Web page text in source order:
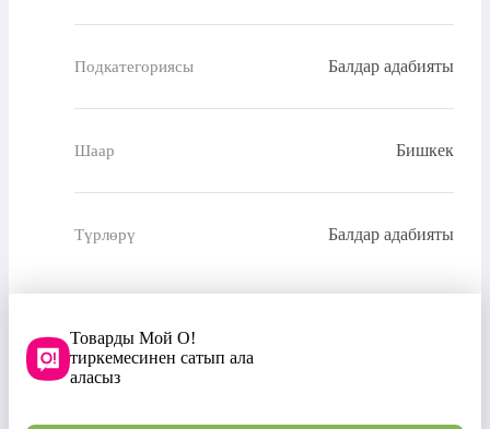
Подкатегориясы Балдар адабияты
Шаар Бишкек
Түрлөрү Балдар адабияты
Товарды Мой О!
тиркемесинен сатып ала
аласыз